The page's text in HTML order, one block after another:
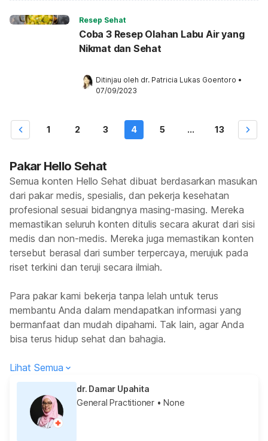
Resep Sehat
Coba 3 Resep Olahan Labu Air yang
Nikmat dan Sehat
Ditinjau oleh dr. Patricia Lukas Goentoro •
07/09/2023
1 2 3 4 5 ... 13
Pakar Hello Sehat
Semua konten Hello Sehat dibuat berdasarkan masukan
dari pakar medis, spesialis, dan pekerja kesehatan
profesional sesuai bidangnya masing-masing. Mereka
memastikan seluruh konten ditulis secara akurat dari sisi
medis dan non-medis. Mereka juga memastikan konten
tersebut berasal dari sumber terpercaya, merujuk pada
riset terkini dan teruji secara ilmiah.
Para pakar kami bekerja tanpa lelah untuk terus
membantu Anda dalam mendapatkan informasi yang
bermanfaat dan mudah dipahami. Tak lain, agar Anda
bisa terus hidup sehat dan bahagia.
Lihat Semua
dr. Damar Upahita
General Practitioner • None